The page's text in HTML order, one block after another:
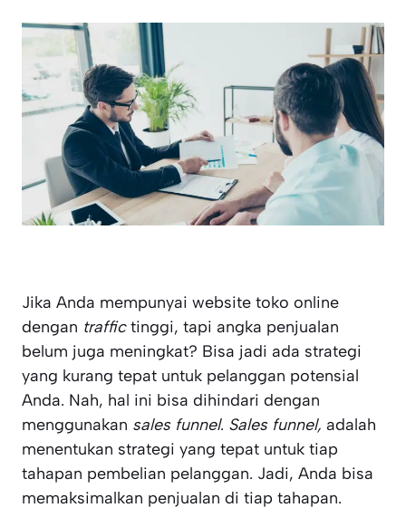
Jika Anda mempunyai website toko online
dengan traffictinggi, tapi angka penjualan
belum juga meningkat? Bisa jadi ada strategi
yang kurang tepat untuk pelanggan potensial
Anda. Nah, hal ini bisa dihindari dengan
menggunakan sales funnel. Sales funnel, adalah
menentukan strategi yang tepat untuk tiap
tahapan pembelian pelanggan. Jadi, Anda bisa
memaksimalkan penjualan di tiap tahapan.